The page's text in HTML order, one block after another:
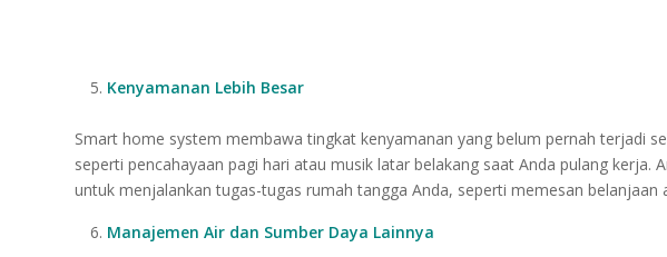
Kenyamanan Lebih Besar
Smart home system membawa tingkat kenyamanan yang belum pernah terjadi
seperti pencahayaan pagi hari atau musik latar belakang saat Anda pulang kerja.
untuk menjalankan tugas-tugas rumah tangga Anda, seperti memesan belanjaan
Manajemen Air dan Sumber Daya Lainnya